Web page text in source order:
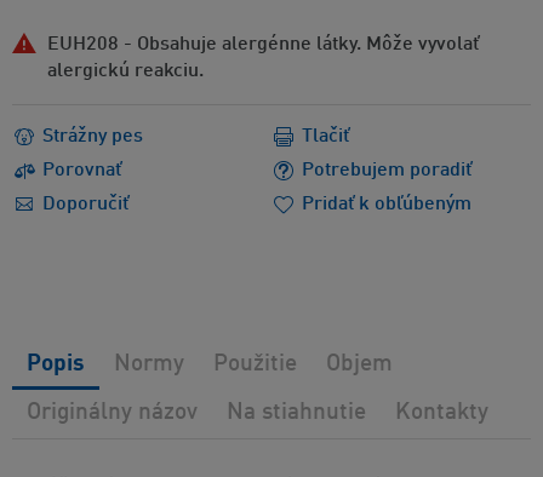
EUH208 - Obsahuje alergénne látky. Môže vyvolať
alergickú reakciu.
Strážny pes
Porovnať
Potrebujem poradiť
Doporučiť
Tlačiť
Pridať k obľúbeným
Popis Normy Použitie Objem
Originálny názov Na stiahnutie Kontakty